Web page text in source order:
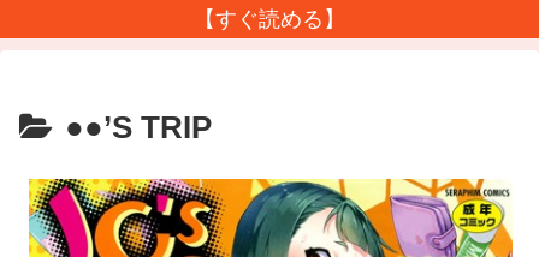
【すぐ読める】
●●’S TRIP